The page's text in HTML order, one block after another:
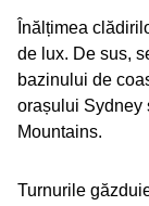
Înălțimea
de lux. De sus,
bazinului de
orașului Sydney
Mountains.
Turnurile